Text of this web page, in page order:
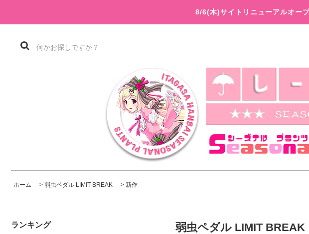
8/6(木)サイトリニューアルオー
ホーム > 弱虫ペダル LIMIT BREAK > 新作
ランキング 弱虫ペダル LIMIT